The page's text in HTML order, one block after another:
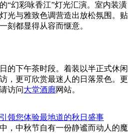
“幻彩咏香江”灯光汇演。室内装潢
光与雅致色调营造出放松氛围。贴
刻都显得从容而惬意。
的下午茶时段。着装以半正式休闲
，更可欣赏最迷人的日落景色。更
访问大堂酒廊网站。
领您体验最地道的秋日盛事
，中秋节自有一份静谧而动人的魔